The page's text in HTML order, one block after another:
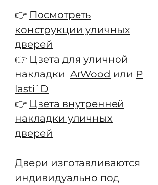
👉 Посмотреть
конструкции уличных
дверей
👉 Цвета для уличной
накладки ArWood или P
lasti`D
👉 Цвета внутренней
накладки уличных
дверей
Двери изготавливаются
индивидуально под